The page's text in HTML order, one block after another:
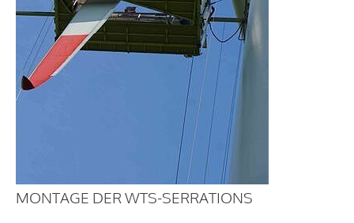
MONTAGE DER WTS-SERRATIONS